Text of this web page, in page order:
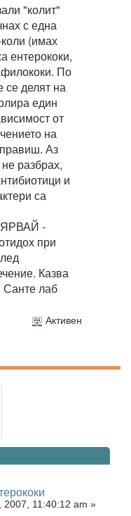
"колит"
с една
(имах
ентерококи,
По
се делят на
един
от
на
Аз
разбрах,
и
са
-
при
Казва
Санте лаб
Активен
2007, 11:40:12 am »